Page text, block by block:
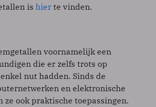
is hier te vinden.
voornamelijk een
die er zelfs trots op
nut hadden. Sinds de
en elektronische
ze ook praktische toepassingen.